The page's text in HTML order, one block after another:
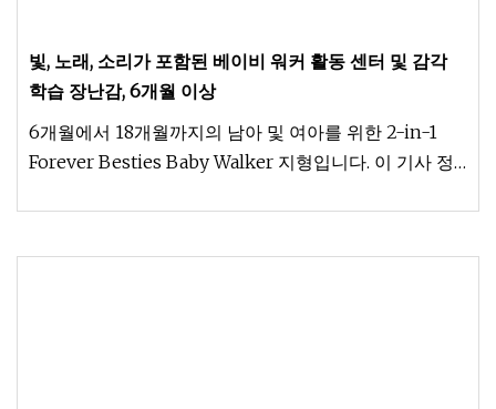
빛, 노래, 소리가 포함된 베이비 워커 활동 센터 및 감각
학습 장난감, 6개월 이상
6개월에서 18개월까지의 남아 및 여아를 위한 2-in-1
Forever Besties Baby Walker 지형입니다. 이 기사 정